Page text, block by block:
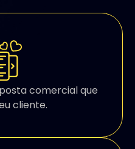
comercial que
cliente.